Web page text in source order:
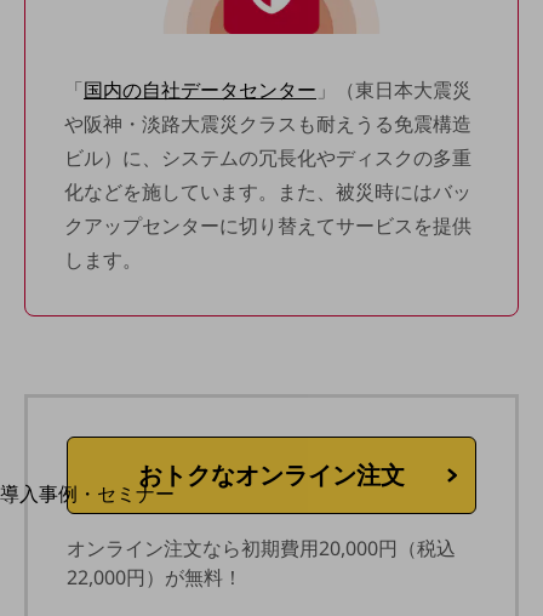
IoT向け回線料金
home5Gプラン
モバイルサービス
端末の一元管理
セキュリティ
運用保守・故障紛失サポート
回線・ネットワーク
別ウィンドウで開きます
サービスをご利用中のお客さま
導入事例・セミナー
導入事例TOP
最新の導入事例や注目の導入事例をご紹介します
セミナー
「国内の自社データセンター 」（東日本大震災
や阪神・淡路大震災クラスも耐えうる免震構造
ビル）に、システムの冗長化やディスクの多重
化などを施しています。また、被災時にはバッ
クアップセンターに切り替えてサービスを提供
します。
おトクなオンライン注文
オンライン注文なら初期費用20,000円（税込
22,000円）が無料！